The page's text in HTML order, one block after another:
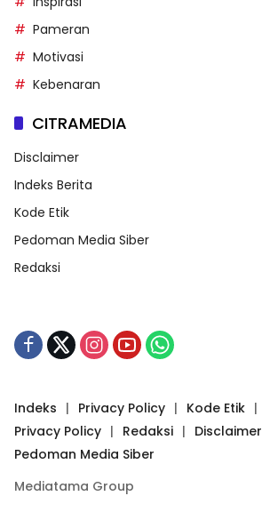
Pameran
Motivasi
Kebenaran
CITRAMEDIA
Disclaimer
Indeks Berita
Kode Etik
Pedoman Media Siber
Redaksi
Indeks Privacy Policy Kode Etik
Privacy Policy
Redaksi
Disclaimer
Pedoman Media Siber
Mediatama Group